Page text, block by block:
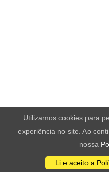
Utilizamos cookies para
experiência no site. Ao
nossa
Li e aceito a